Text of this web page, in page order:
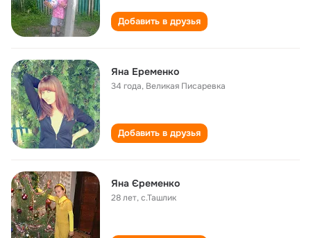
Добавить в друзья
Яна Еременко
34 года, Великая Писаревка
Добавить в друзья
Яна Єременко
28 лет,с.Ташлик